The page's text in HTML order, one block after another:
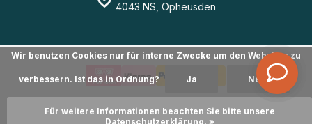
4043 NS, Opheusden
Wir benutzen Cookies nur für interne Zwecke um den Webshop zu
verbessern. Ist das in Ordnung? Ja Nein
Für weitere Informationen beachten Sie bitte unsere
Datenschutzerklärung. »